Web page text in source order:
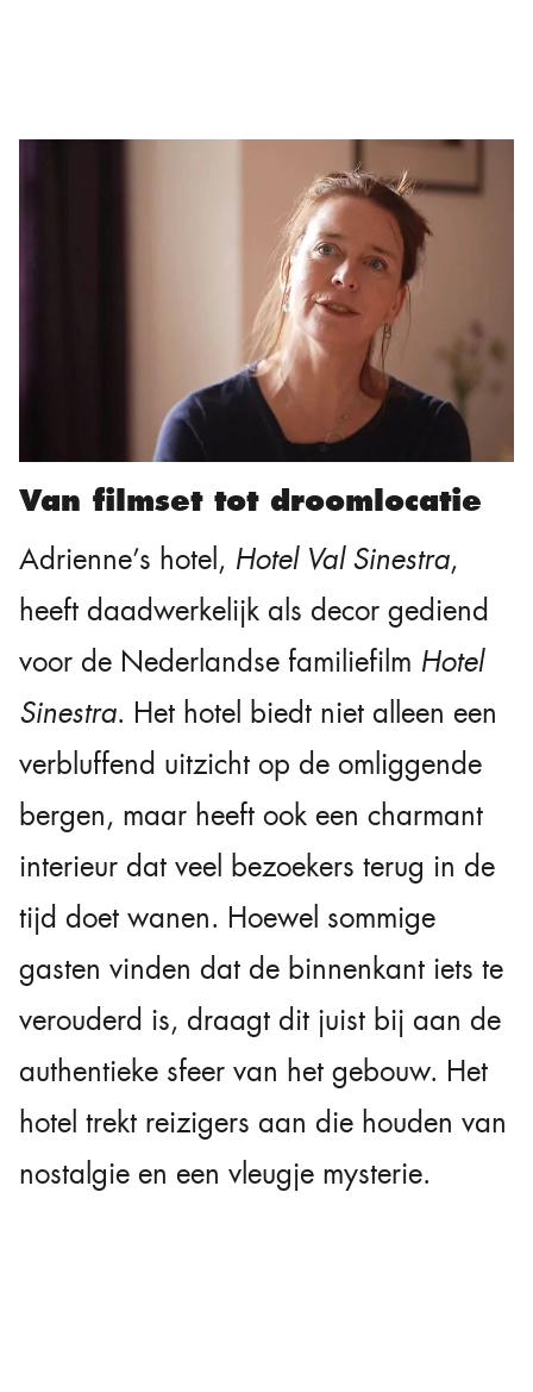
Van filmset tot droomlocatie
Adrienne’s hotel, Hotel Val Sinestra,
heeft daadwerkelijk als decor gediend
voor de Nederlandse familiefilm Hotel
Sinestra. Het hotel biedt niet alleen een
verbluffend uitzicht op de omliggende
bergen, maar heeft ook een charmant
interieur dat veel bezoekers terug in de
tijd doet wanen. Hoewel sommige
gasten vinden dat de binnenkant iets te
verouderd is, draagt dit juist bij aan de
authentieke sfeer van het gebouw. Het
hotel trekt reizigers aan die houden van
nostalgie en een vleugje mysterie.